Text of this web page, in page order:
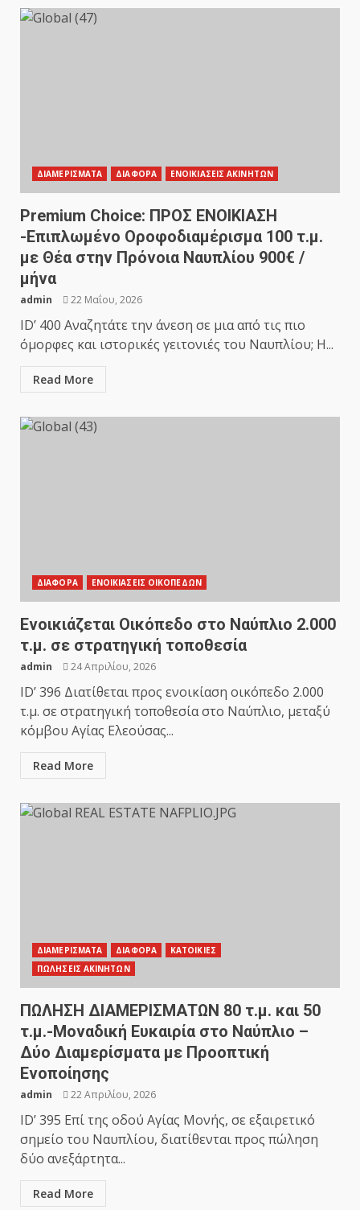
ΔΙΑΜΕΡΙΣΜΑΤΑ ΔΙΑΦΟΡΑ ΕΝΟΙΚΙΑΣΕΙΣ ΑΚΙΝΗΤΩΝ
Premium Choice: ΠΡΟΣ ΕΝΟΙΚΙΑΣΗ
-Επιπλωμένο Οροφοδιαμέρισμα 100 τ.μ.
με Θέα στην Πρόνοια Ναυπλίου 900€ /
μήνα
admin 22 Μαΐου, 2026
ID’ 400 Αναζητάτε την άνεση σε μια από τις πιο
όμορφες και ιστορικές γειτονιές του Ναυπλίου; Η...
Read More
ΔΙΑΦΟΡΑ ΕΝΟΙΚΙΑΣΕΙΣ ΟΙΚΟΠΕΔΩΝ
Ενοικιάζεται Οικόπεδο στο Ναύπλιο 2.000
τ.μ. σε στρατηγική τοποθεσία
admin 24 Απριλίου, 2026
ID’ 396 Διατίθεται προς ενοικίαση οικόπεδο 2.000
τ.μ. σε στρατηγική τοποθεσία στο Ναύπλιο, μεταξύ
κόμβου Αγίας Ελεούσας...
Read More
ΔΙΑΜΕΡΙΣΜΑΤΑ ΔΙΑΦΟΡΑ
ΚΑΤΟΙΚΙΕΣ
ΠΩΛΗΣΕΙΣ ΑΚΙΝΗΤΩΝ
ΠΩΛΗΣΗ ΔΙΑΜΕΡΙΣΜΑΤΩΝ 80 τ.μ. και 50
τ.μ.-Μοναδική Ευκαιρία στο Ναύπλιο –
Δύο Διαμερίσματα με Προοπτική
Ενοποίησης
admin 22 Απριλίου, 2026
ID’ 395 Επί της οδού Αγίας Μονής, σε εξαιρετικό
σημείο του Ναυπλίου, διατίθενται προς πώληση
δύο ανεξάρτητα...
Read More